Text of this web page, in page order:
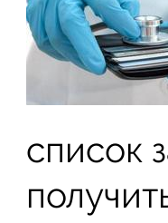
список